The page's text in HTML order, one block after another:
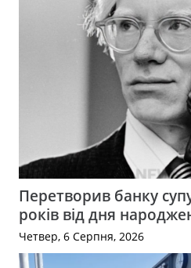
Перетворив банку
років від дня
Четвер, 6 Серпня, 2026